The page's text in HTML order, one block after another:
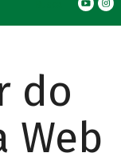
do
Web